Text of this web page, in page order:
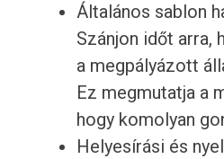
Általános sablon
Szánjon időt arra,
a megpályázott
Ez megmutatja a
hogy komolyan
Helyesírási és